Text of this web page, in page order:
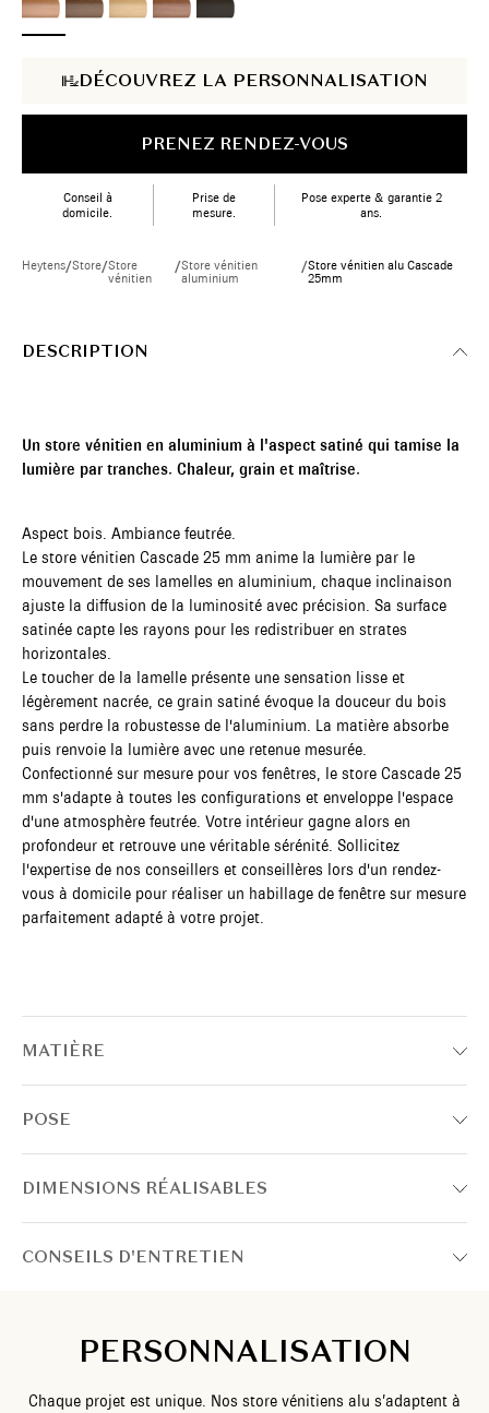
DÉCOUVREZ LA PERSONNALISATION
PRENEZ RENDEZ-VOUS
Conseil à
domicile.
Prise de
mesure.
Pose experte & garantie 2
ans.
Heytens/Store/Store
vénitien
/Store vénitien
aluminium
/Store vénitien alu Cascade
25mm
DESCRIPTION
Un store vénitien en aluminium à l'aspect satiné qui tamise la
lumière par tranches. Chaleur, grain et maîtrise.
Aspect bois. Ambiance feutrée.
Le store vénitien Cascade 25 mm anime la lumière par le
mouvement de ses lamelles en aluminium, chaque inclinaison
ajuste la diffusion de la luminosité avec précision. Sa surface
satinée capte les rayons pour les redistribuer en strates
horizontales.
Le toucher de la lamelle présente une sensation lisse et
légèrement nacrée, ce grain satiné évoque la douceur du bois
sans perdre la robustesse de l'aluminium. La matière absorbe
puis renvoie la lumière avec une retenue mesurée.
Confectionné sur mesure pour vos fenêtres, le store Cascade 25
mm s'adapte à toutes les configurations et enveloppe l'espace
d'une atmosphère feutrée. Votre intérieur gagne alors en
profondeur et retrouve une véritable sérénité. Sollicitez
l'expertise de nos conseillers et conseillères lors d'un rendez-
vous à domicile pour réaliser un habillage de fenêtre sur mesure
parfaitement adapté à votre projet.
MATIÈRE
POSE
DIMENSIONS RÉALISABLES
CONSEILS D'ENTRETIEN
PERSONNALISATION
Chaque projet est unique. Nos store vénitiens alu s’adaptent à